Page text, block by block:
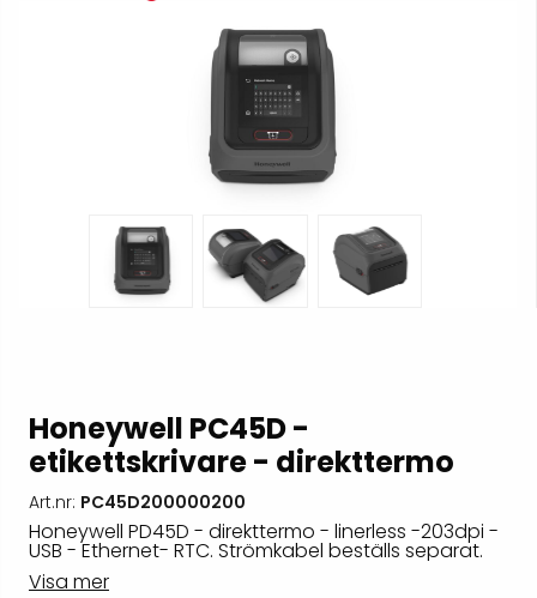
Honeywell PC45D -
etikettskrivare - direkttermo
Art.nr: PC45D200000200
Honeywell PD45D - direkttermo - linerless -203dpi -
USB - Ethernet- RTC. Strömkabel beställs separat.
Visa mer